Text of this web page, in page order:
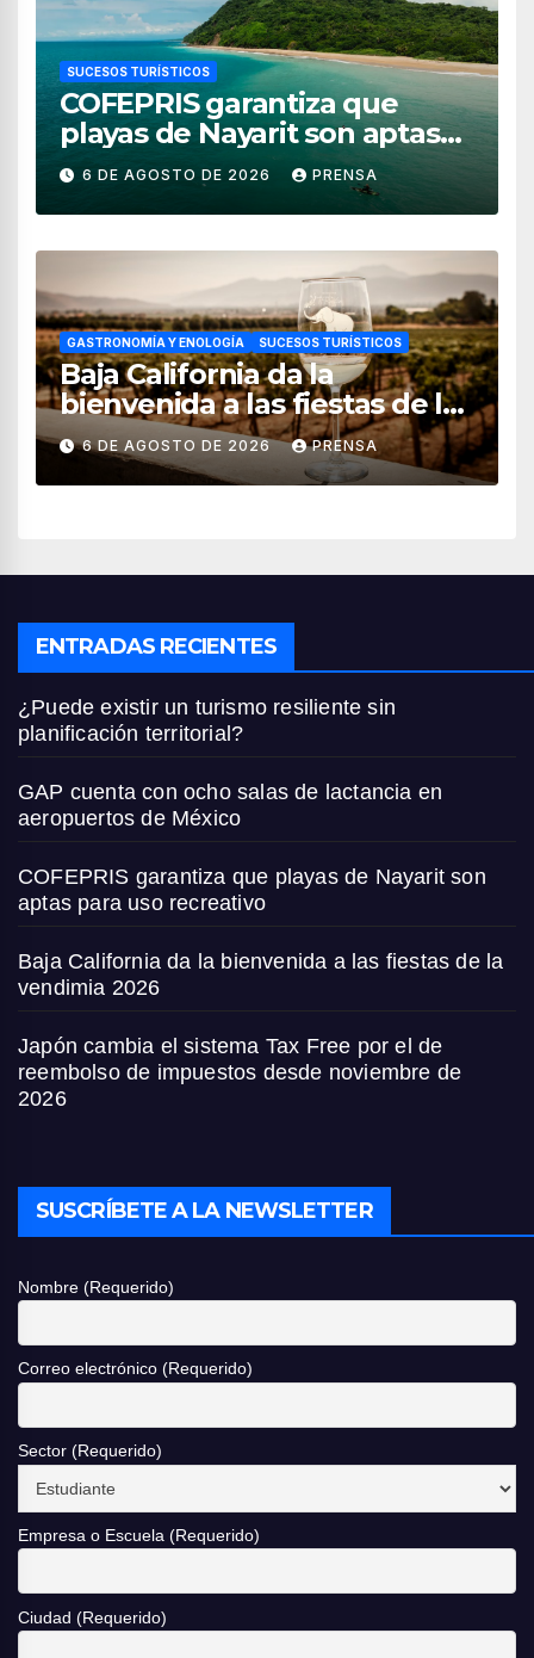
SUCESOS TURÍSTICOS
COFEPRIS garantiza que
playas de Nayarit son aptas
para uso recreativo
6 DE AGOSTO DE 2026 PRENSA
GASTRONOMÍA Y ENOLOGÍA SUCESOS TURÍSTICOS
Baja California da la
bienvenida a las fiestas de la
vendimia 2026
6 DE AGOSTO DE 2026 PRENSA
ENTRADAS RECIENTES
¿Puede existir un turismo resiliente sin
planificación territorial?
GAP cuenta con ocho salas de lactancia en
aeropuertos de México
COFEPRIS garantiza que playas de Nayarit son
aptas para uso recreativo
Baja California da la bienvenida a las fiestas de la
vendimia 2026
Japón cambia el sistema Tax Free por el de
reembolso de impuestos desde noviembre de
2026
SUSCRÍBETE A LA NEWSLETTER
Nombre (Requerido)
Correo electrónico (Requerido)
Sector (Requerido)
Empresa o Escuela (Requerido)
Ciudad (Requerido)